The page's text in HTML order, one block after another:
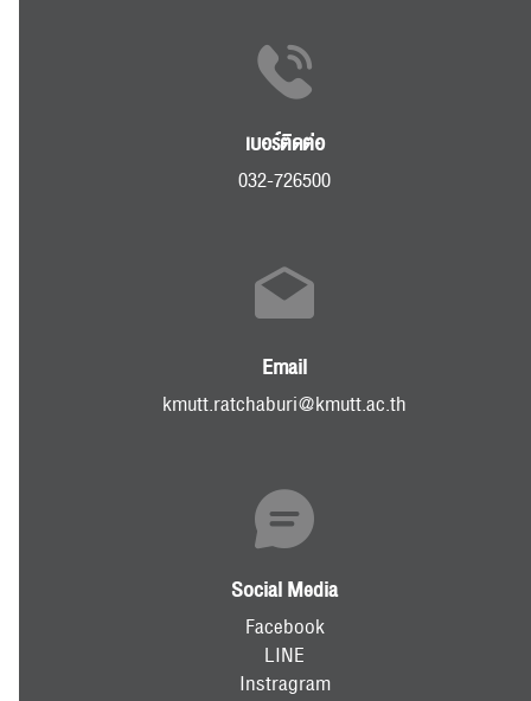
เบอร์ติดต่อ
032-726500
Email
kmutt.ratchaburi@kmutt.ac.th
Social Media
Facebook
LINE
Instragram
ส่งข่าวประชาสัมพันธ์
ส่งข่าวประชาสัมพันธ์